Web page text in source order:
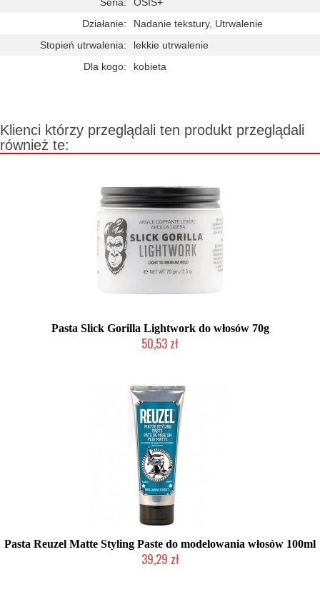
Działanie:
Nadanie tekstury, Utrwalenie
Stopień utrwalenia:
lekkie utrwalenie
Dla kogo:
kobieta
Klienci którzy przeglądali ten produkt przeglądali
również te:
Pasta Slick Gorilla Lightwork do włosów 70g
50,53 zł
Pasta Reuzel Matte Styling Paste do modelowania włosów 100ml
39,29 zł